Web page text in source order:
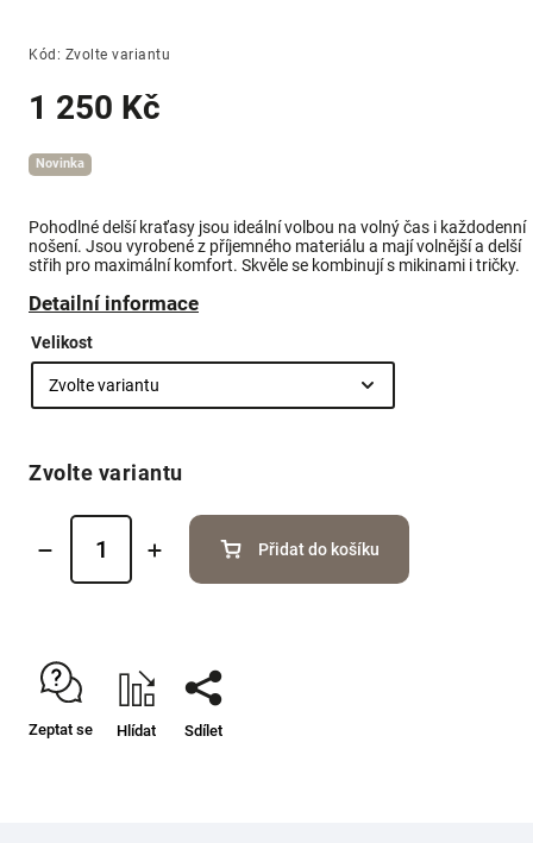
Kód: Zvolte variantu
1 250 Kč
Novinka
Pohodlné delší kraťasy jsou ideální volbou na volný čas i každodenní
nošení. Jsou vyrobené z příjemného materiálu a mají volnější a delší
střih pro maximální komfort. Skvěle se kombinují s mikinami i tričky.
Detailní informace
Velikost
Zvolte variantu
Přidat do košíku
Zeptat se Hlídat Sdílet